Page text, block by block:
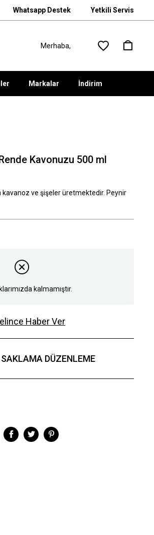
Whatsapp Destek Yetkili Servis
Markalar İndirim
Kavonuzu 500 ml
kavanoz ve şişeler üretmektedir. Peynir
kalmamıştır.
Haber Ver
SAKLAMA DÜZENLEME